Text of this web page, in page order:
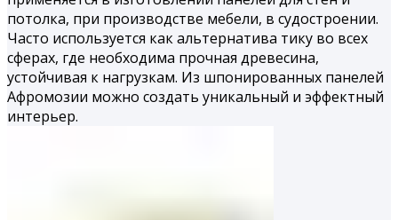
потолка, при производстве мебели, в судостроении.
Часто используется как альтернатива тику во всех
сферах, где необходима прочная древесина,
устойчивая к нагрузкам. Из шпонированных панелей
Афромозии можно создать уникальный и эффектный
интерьер.